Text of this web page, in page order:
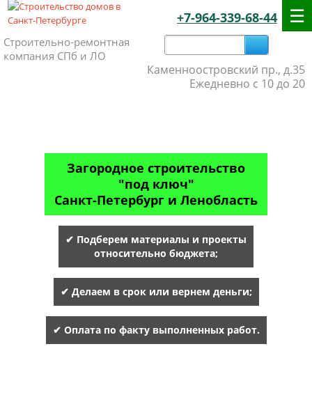
+7-964-339-68-44
Строительно-ремонтная
компания СПб и ЛО
Каменноостровский пр., д.35
Ежедневно с 10 до 20
Загородное строительство
"под ключ"
Санкт-Петербург и Ленобласть
✔ Подберем материалы и проекты
относительно бюджета;
✔ Делаем в срок или вернем деньги;
✔ Оплата по факту выполненных работ.